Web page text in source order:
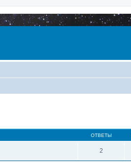
ОТВЕТЫ
2